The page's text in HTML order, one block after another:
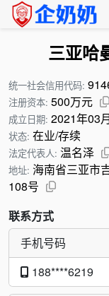
三亚哈
统一社会信用代码:
注册资本: 500万元
成立日期: 2021年03
状态: 在业/存续
法定代表人: 温名泽
地址: 海南省三亚市
108号
联系方式
手机号码
188****6219